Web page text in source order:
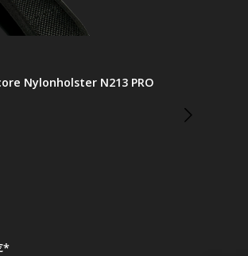
Nylonholster N213 PRO